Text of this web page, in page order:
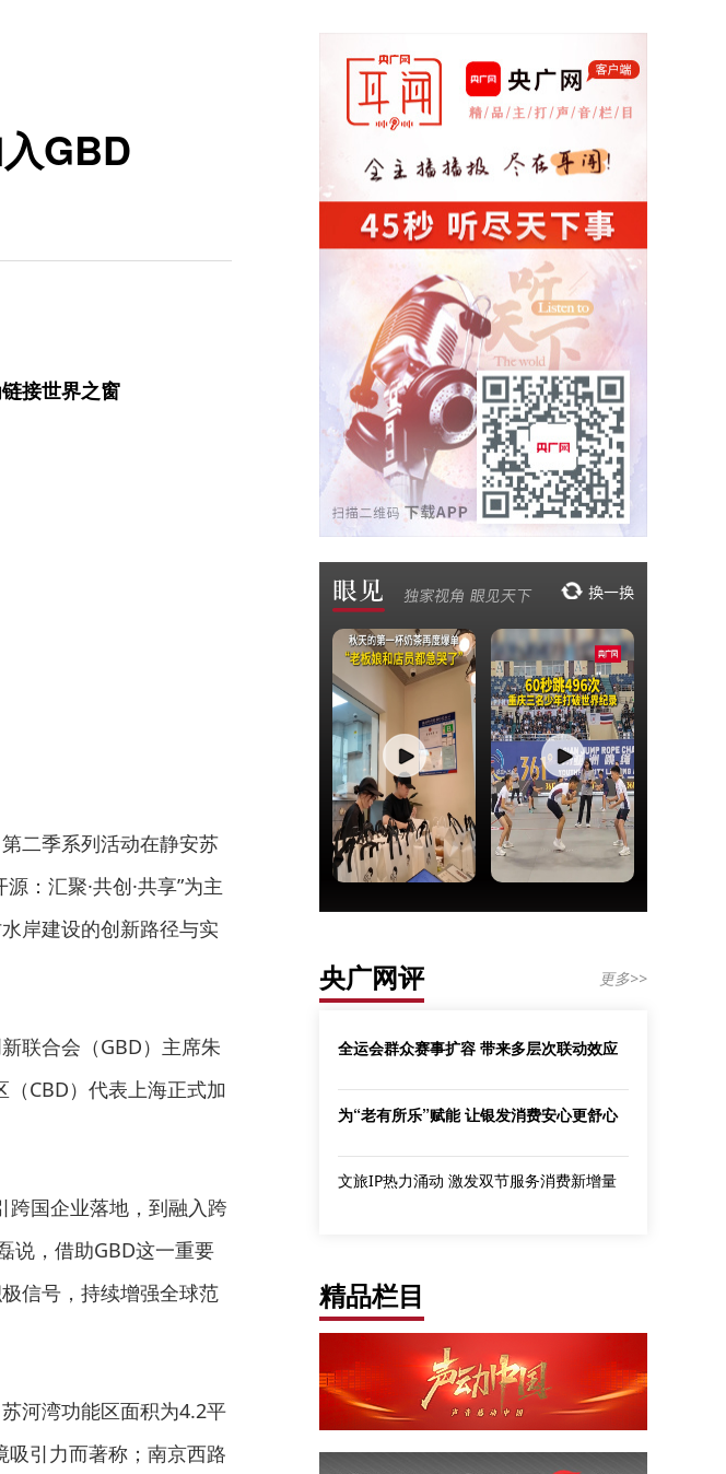
GBD
接世界之窗
二季系列活动在静安苏
：汇聚·共创·共享”为主
岸建设的创新路径与实
联合会（GBD）主席朱
CBD）代表上海正式加
跨国企业落地，到融入跨
说，借助GBD这一重要
信号，持续增强全球范
河湾功能区面积为4.2平
引力而著称；南京西路
央广网评 更多>>
全运会群众赛事扩容 带来多层次联动效应
为“老有所乐”赋能 让银发消费安心更舒心
文旅IP热力涌动 激发双节服务消费新增量
精品栏目